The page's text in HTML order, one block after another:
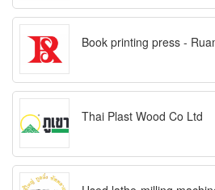
Book printing press -
Thai Plast Wood Co Ltd